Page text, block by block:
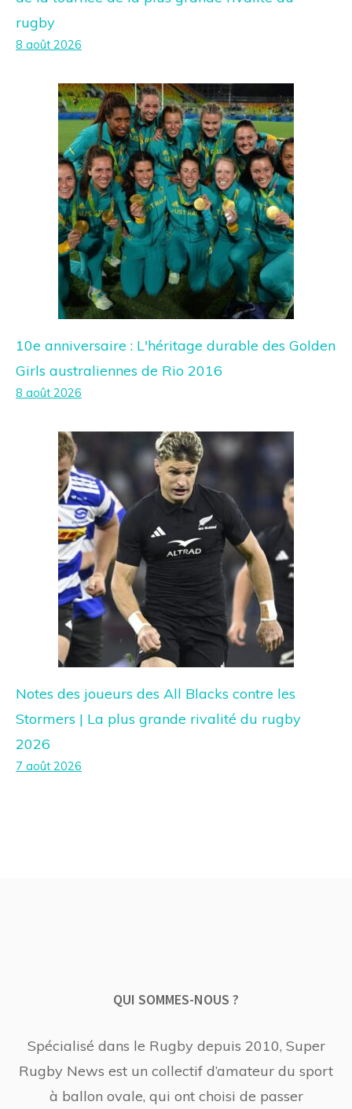
rugby
8 août 2026
10e anniversaire : L'héritage durable des Golden
Girls australiennes de Rio 2016
8 août 2026
Notes des joueurs des All Blacks contre les
Stormers | La plus grande rivalité du rugby
2026
7 août 2026
QUI SOMMES-NOUS ?
Spécialisé dans le Rugby depuis 2010, Super
Rugby News est un collectif d’amateur du sport
à ballon ovale, qui ont choisi de passer